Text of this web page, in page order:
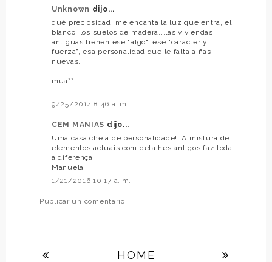
Unknown dijo...
qué preciosidad! me encanta la luz que entra, el
blanco, los suelos de madera...las viviendas
antiguas tienen ese "algo", ese "carácter y
fuerza", esa personalidad que le falta a ñas
nuevas.
mua**
9/25/2014 8:46 a. m.
CEM MANIAS dijo...
Uma casa cheia de personalidade!! A mistura de
elementos actuais com detalhes antigos faz toda
a diferença!
Manuela
1/21/2016 10:17 a. m.
Publicar un comentario
HOME